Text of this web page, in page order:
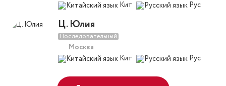
Кит Рус
Ц. Юлия
Последовательный
Москва
Кит Рус